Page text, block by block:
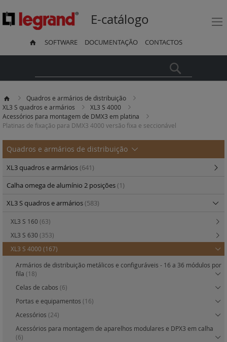
E-catálogo
SOFTWARE DOCUMENTAÇÃO CONTACTOS
Quadros e armários de distribuição
XL3 S quadros e armários
XL3 S 4000
Acessórios para montagem de DMX3 em platina
Platinas de fixação para DMX3 4000 versão fixa e seccionável
Quadros e armários de distribuição
XL3 quadros e armários(641)
Calha omega de alumínio 2 posições(1)
XL3 S quadros e armários(583)
XL3 S 160 (63)
XL3 S 630 (353)
XL3 S 4000 (167)
Armários de distribuição metálicos e configuráveis - 16 a 36 módulos por
fila (18)
Celas de cabos (6)
Portas e equipamentos (16)
Acessórios (24)
Acessórios para montagem de aparelhos modulares e DPX3 em calha
(6)